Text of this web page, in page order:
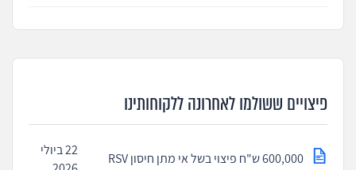
פיצויים ששולמו לאחרונה ללקוחותינו
600,000 ש"ח פיצוי בשל אי מתן חיסון RSV
22 ביולי